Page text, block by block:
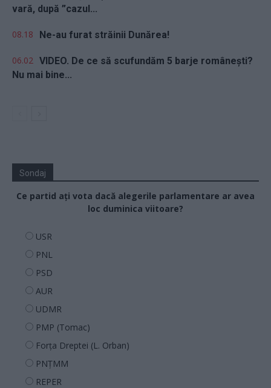
vară, după ”cazul...
08.18 Ne-au furat străinii Dunărea!
06.02 VIDEO. De ce să scufundăm 5 barje românești?
Nu mai bine...
Sondaj
Ce partid ați vota dacă alegerile parlamentare ar avea
loc duminica viitoare?
USR
PNL
PSD
AUR
UDMR
PMP (Tomac)
Forța Dreptei (L. Orban)
PNȚMM
REPER